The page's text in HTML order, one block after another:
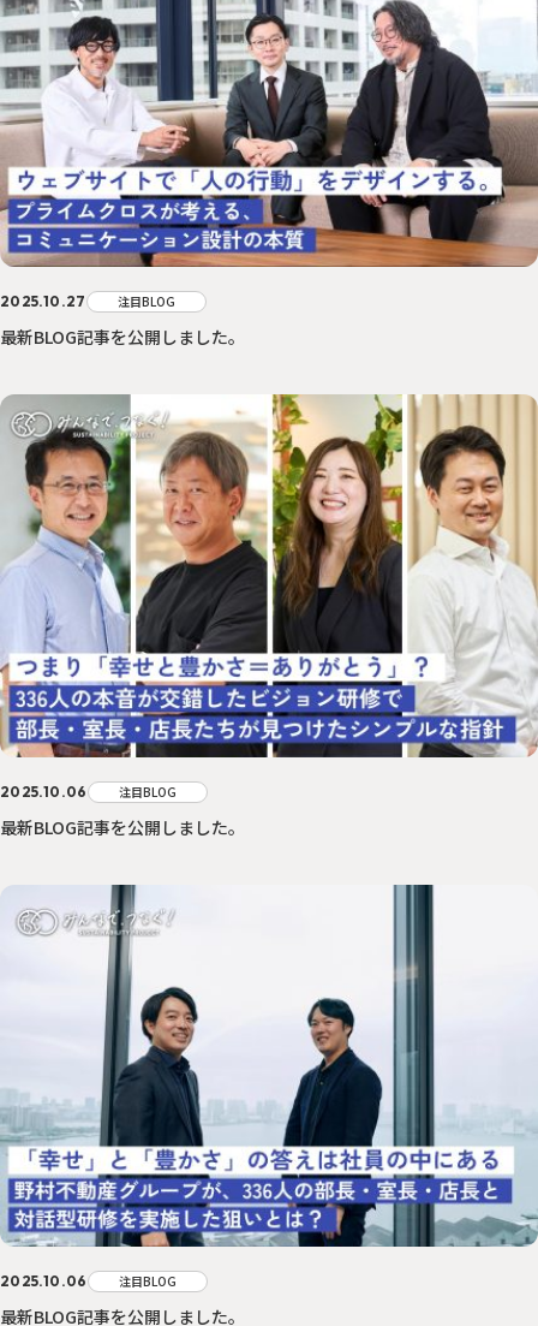
2025.10.27 注目BLOG
最新BLOG記事を公開しました。
2025.10.06 注目BLOG
最新BLOG記事を公開しました。
2025.10.06 注目BLOG
最新BLOG記事を公開しました。